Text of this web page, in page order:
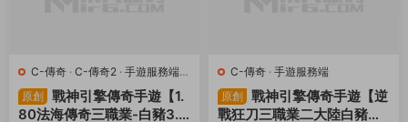
C-傳奇 · C-傳奇2 · 手遊服務端·
端遊服務端
原創
戰神引擎傳奇手遊【1.
80法海傳奇三職業-白豬3.
C-傳奇 · 手遊服務端
原創
戰神引擎傳奇手遊【逆
戰狂刀三職業二大陸白豬